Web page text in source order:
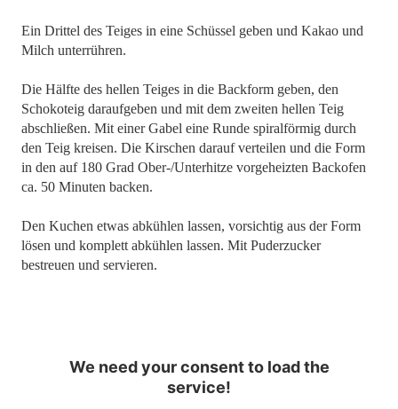
Ein Drittel des Teiges in eine Schüssel geben und Kakao und
Milch unterrühren.
Die Hälfte des hellen Teiges in die Backform geben, den
Schokoteig daraufgeben und mit dem zweiten hellen Teig
abschließen. Mit einer Gabel eine Runde spiralförmig durch
den Teig kreisen. Die Kirschen darauf verteilen und die Form
in den auf 180 Grad Ober-/Unterhitze vorgeheizten Backofen
ca. 50 Minuten backen.
Den Kuchen etwas abkühlen lassen, vorsichtig aus der Form
lösen und komplett abkühlen lassen. Mit Puderzucker
bestreuen und servieren.
We need your consent to load the
service!